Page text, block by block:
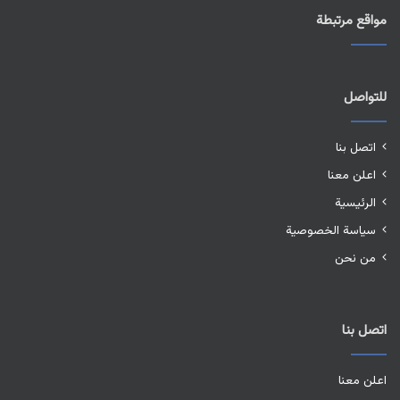
مواقع مرتبطة
للتواصل
اتصل بنا
اعلن معنا
الرئيسية
سياسة الخصوصية
من نحن
اتصل بنا
اعلن معنا